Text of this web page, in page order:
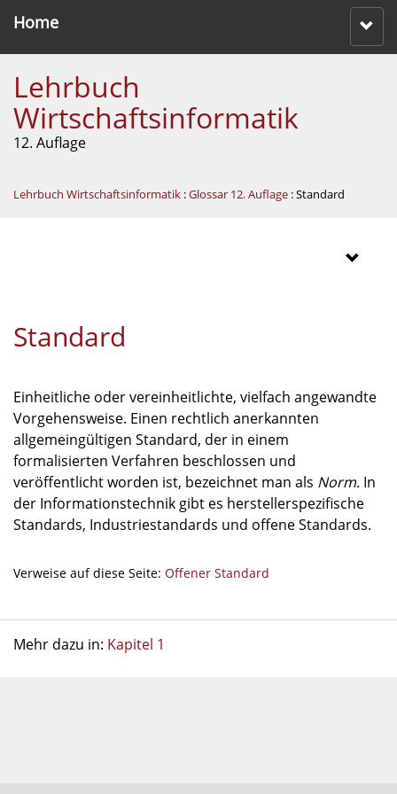
Home
Lehrbuch
Wirtschaftsinformatik
12. Auflage
Lehrbuch Wirtschaftsinformatik :Glossar 12. Auflage : Standard
Standard
Einheitliche oder vereinheitlichte, vielfach angewandte
Vorgehensweise. Einen rechtlich anerkannten
allgemeingültigen Standard, der in einem
formalisierten Verfahren beschlossen und
veröffentlicht worden ist, bezeichnet man als Norm. In
der Informationstechnik gibt es herstellerspezifische
Standards, Industriestandards und offene Standards.
Verweise auf diese Seite: Offener Standard
Mehr dazu in: Kapitel 1